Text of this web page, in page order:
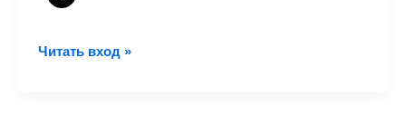
Центр
Читать вход »